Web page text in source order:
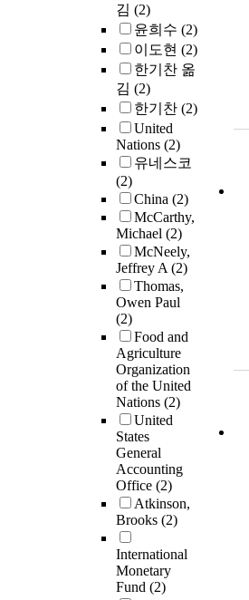
김 (2)
윤희수 (2)
이도현 (2)
한기찬 옮
김 (2)
한기찬 (2)
United
Nations (2)
유네스코
(2)
China (2)
McCarthy,
Michael (2)
McNeely,
Jeffrey A(2)
Thomas,
Owen Paul
(2)
Food and
Agriculture
Organization
of the United
Nations (2)
United
States
General
Accounting
Office (2)
Atkinson,
Brooks (2)
International
Monetary
Fund (2)